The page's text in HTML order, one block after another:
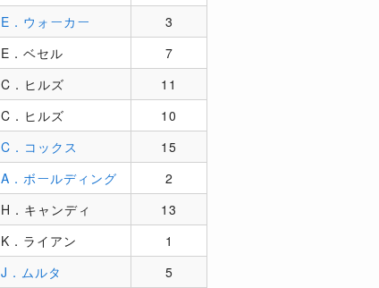
E．ウォーカー
3
E．ベセル
7
C．ヒルズ
11
C．ヒルズ
10
C．コックス
15
A．ボールディング
2
H．キャンディ
13
K．ライアン
1
J．ムルタ
5